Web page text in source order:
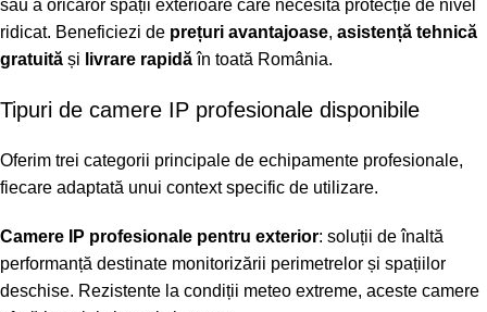
sau a oricăror spații exterioare care necesită protecție de nivel
ridicat. Beneficiezi de prețuri avantajoase, asistență tehnică
gratuită și livrare rapidăîn toată România.
Tipuri de camere IP profesionale disponibile
Oferim trei categorii principale de echipamente profesionale,
fiecare adaptată unui context specific de utilizare.
Camere IP profesionale pentru exterior: soluții de înaltă
performanță destinate monitorizării perimetrelor și spațiilor
deschise. Rezistente la condiții meteo extreme, aceste camere